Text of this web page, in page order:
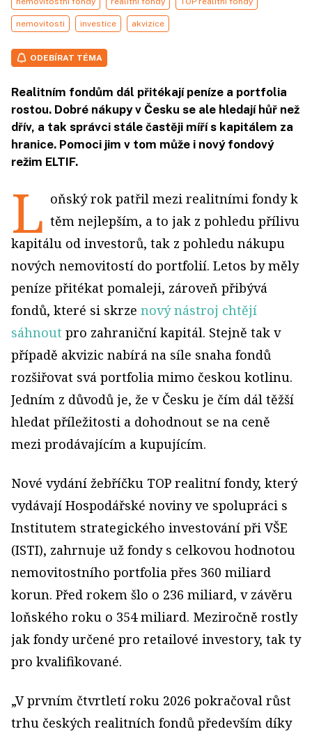
nemovitosti investice akvizice
ODEBÍRAT TÉMA
Realitním fondům dál přitékají peníze a portfolia
rostou. Dobré nákupy v Česku se ale hledají hůř než
dřív, a tak správci stále častěji míří s kapitálem za
hranice. Pomoci jim v tom může i nový fondový
režim ELTIF.
L oňský rok patřil mezi realitními fondy k
těm nejlepším, a to jak z pohledu přílivu
kapitálu od investorů, tak z pohledu nákupu
nových nemovitostí do portfolií. Letos by měly
peníze přitékat pomaleji, zároveň přibývá
fondů, které si skrze nový nástroj chtějí
sáhnout pro zahraniční kapitál. Stejně tak v
případě akvizic nabírá na síle snaha fondů
rozšiřovat svá portfolia mimo českou kotlinu.
Jedním z důvodů je, že v Česku je čím dál těžší
hledat příležitosti a dohodnout se na ceně
mezi prodávajícím a kupujícím.
Nové vydání žebříčku TOP realitní fondy, který
vydávají Hospodářské noviny ve spolupráci s
Institutem strategického investování při VŠE
(ISTI), zahrnuje už fondy s celkovou hodnotou
nemovitostního portfolia přes 360 miliard
korun. Před rokem šlo o 236 miliard, v závěru
loňského roku o 354 miliard. Meziročně rostly
jak fondy určené pro retailové investory, tak ty
pro kvalifikované.
„V prvním čtvrtletí roku 2026 pokračoval růst
trhu českých realitních fondů především díky